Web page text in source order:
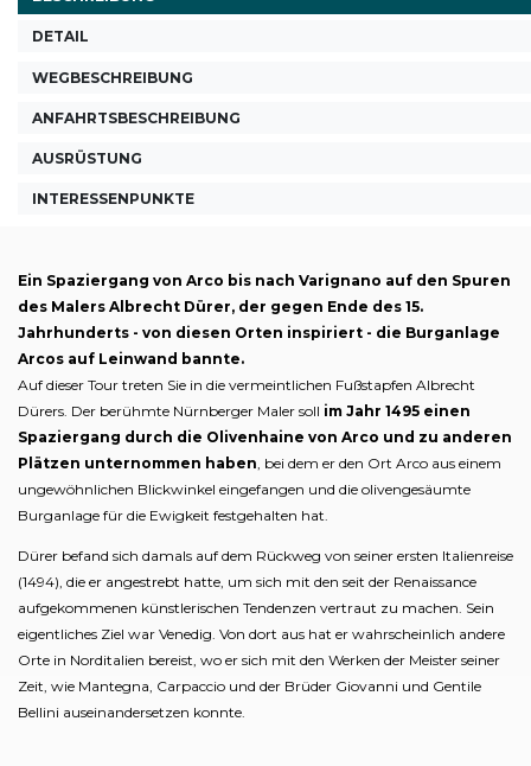
DETAIL
WEGBESCHREIBUNG
ANFAHRTSBESCHREIBUNG
AUSRÜSTUNG
INTERESSENPUNKTE
Ein Spaziergang von Arco bis nach Varignano auf den Spuren
des Malers Albrecht Dürer, der gegen Ende des 15.
Jahrhunderts - von diesen Orten inspiriert - die Burganlage
Arcos auf Leinwand bannte.
Auf dieser Tour treten Sie in die vermeintlichen Fußstapfen Albrecht
Dürers. Der berühmte Nürnberger Maler soll im Jahr 1495 einen
Spaziergang durch die Olivenhaine von Arco und zu anderen
Plätzen unternommen haben , bei dem er den Ort Arco aus einem
ungewöhnlichen Blickwinkel eingefangen und die olivengesäumte
Burganlage für die Ewigkeit festgehalten hat.
Dürer befand sich damals auf dem Rückweg von seiner ersten Italienreise
(1494), die er angestrebt hatte, um sich mit den seit der Renaissance
aufgekommenen künstlerischen Tendenzen vertraut zu machen. Sein
eigentliches Ziel war Venedig. Von dort aus hat er wahrscheinlich andere
Orte in Norditalien bereist, wo er sich mit den Werken der Meister seiner
Zeit, wie Mantegna, Carpaccio und der Brüder Giovanni und Gentile
Bellini auseinandersetzen konnte.